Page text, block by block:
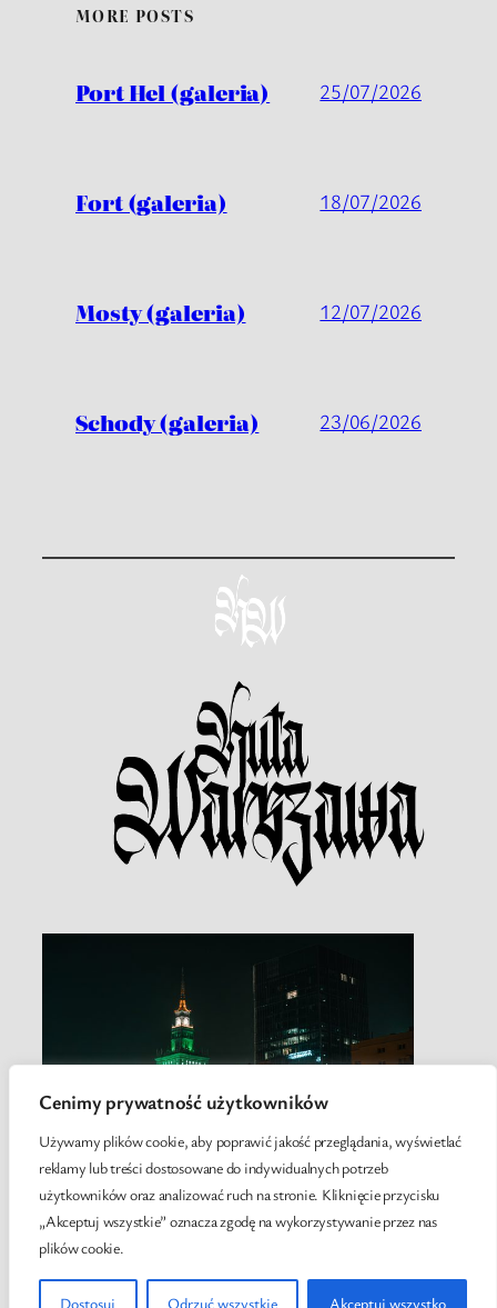
Cenimy prywatność użytkowników
Używamy plików cookie, aby poprawić jakość przeglądania, wyświetlać
reklamy lub treści dostosowane do indywidualnych potrzeb
użytkowników oraz analizować ruch na stronie. Kliknięcie przycisku
„Akceptuj wszystkie” oznacza zgodę na wykorzystywanie przez nas
plików cookie.
Dostosuj Odrzuć wszystkie Akceptuj wszystko
MORE POSTS
Port Hel (galeria) 25/07/2026
Fort (galeria) 18/07/2026
Mosty (galeria) 12/07/2026
Schody (galeria) 23/06/2026
Twenty Twenty-Five Designed withWordPress